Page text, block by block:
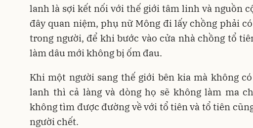
lanh là sợi kết nối với thế giới tâm linh và nguồn
đây quan niệm, phụ nữ Mông đi lấy chồng phải
trong người, để khi bước vào cửa nhà chồng tổ
làm dâu mới không bị ốm đau.
Khi một người sang thế giới bên kia mà không
lanh thì cả làng và dòng họ sẽ không làm ma
không tìm được đường về với tổ tiên và tổ tiên
người chết.